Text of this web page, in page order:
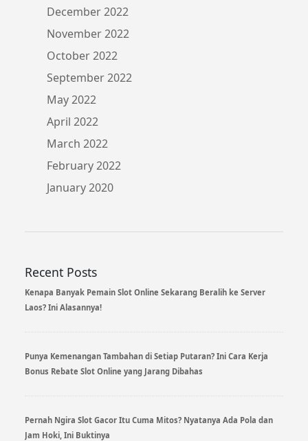
December 2022
November 2022
October 2022
September 2022
May 2022
April 2022
March 2022
February 2022
January 2020
Recent Posts
Kenapa Banyak Pemain Slot Online Sekarang Beralih ke Server
Laos? Ini Alasannya!
Punya Kemenangan Tambahan di Setiap Putaran? Ini Cara Kerja
Bonus Rebate Slot Online yang Jarang Dibahas
Pernah Ngira Slot Gacor Itu Cuma Mitos? Nyatanya Ada Pola dan
Jam Hoki, Ini Buktinya